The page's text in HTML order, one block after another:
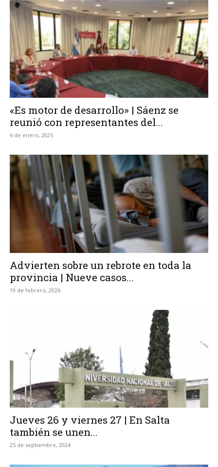
«Es motor de desarrollo» | Sáenz se
reunió con representantes del...
6 de enero, 2025
Advierten sobre un rebrote en toda la
provincia | Nueve casos...
19 de febrero, 2026
Jueves 26 y viernes 27 | En Salta
también se unen...
25 de septiembre, 2024